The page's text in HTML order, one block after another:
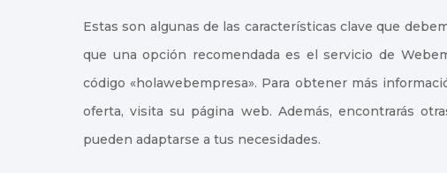
Estas son algunas de las características clave que
que una opción recomendada es el servicio de
código «holawebempresa». Para obtener más
oferta, visita su página web. Además, encontrarás
pueden adaptarse a tus necesidades.